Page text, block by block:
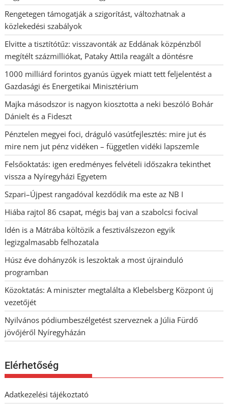
Rengetegen támogatják a szigorítást, változhatnak a
közlekedési szabályok
Elvitte a tisztítótűz: visszavonták az Eddának közpénzből
megítélt százmilliókat, Pataky Attila reagált a döntésre
1000 milliárd forintos gyanús ügyek miatt tett feljelentést a
Gazdasági és Energetikai Minisztérium
Majka másodszor is nagyon kiosztotta a neki beszóló Bohár
Dánielt és a Fideszt
Pénztelen megyei foci, dráguló vasútfejlesztés: mire jut és
mire nem jut pénz vidéken – független vidéki lapszemle
Felsőoktatás: igen eredményes felvételi időszakra tekinthet
vissza a Nyíregyházi Egyetem
Szpari–Újpest rangadóval kezdődik ma este az NB I
Hiába rajtol 86 csapat, mégis baj van a szabolcsi focival
Idén is a Mátrába költözik a fesztiválszezon egyik
legizgalmasabb felhozatala
Húsz éve dohányzók is leszoktak a most újrainduló
programban
Közoktatás: A miniszter megtalálta a Klebelsberg Központ új
vezetőjét
Nyilvános pódiumbeszélgetést szerveznek a Júlia Fürdő
jövőjéről Nyíregyházán
Elérhetőség
Adatkezelési tájékoztató